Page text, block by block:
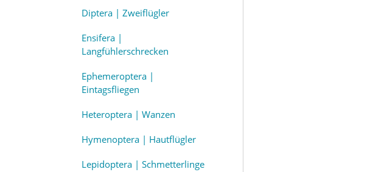
Diptera | Zweiflügler
Ensifera |
Langfühlerschrecken
Ephemeroptera |
Eintagsfliegen
Heteroptera | Wanzen
Hymenoptera | Hautflügler
Lepidoptera | Schmetterlinge